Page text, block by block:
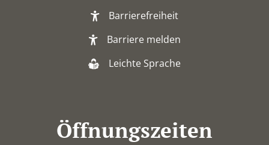
Barrierefreiheit
Barriere melden
Leichte Sprache
Öffnungszeiten